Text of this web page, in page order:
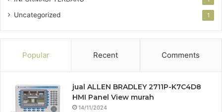
Uncategorized 1
Popular Recent Comments
jual ALLEN BRADLEY 2711P-K7C4D8
HMI Panel View murah
14/11/2024